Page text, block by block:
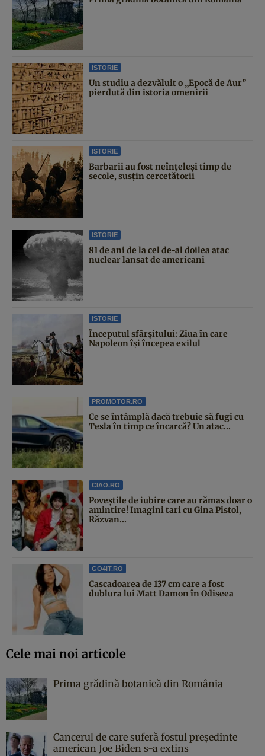
ISTORIE
Un studiu a dezvăluit o „Epocă de Aur”
pierdută din istoria omenirii
ISTORIE
Barbarii au fost neînțeleși timp de
secole, susțin cercetătorii
ISTORIE
81 de ani de la cel de-al doilea atac
nuclear lansat de americani
ISTORIE
Începutul sfârşitului: Ziua în care
Napoleon îşi începea exilul
PROMOTOR.RO
Ce se întâmplă dacă trebuie să fugi cu
Tesla în timp ce încarcă? Un atac...
CIAO.RO
Poveştile de iubire care au rămas doar o
amintire! Imagini tari cu Gina Pistol,
Răzvan...
GO4IT.RO
Cascadoarea de 137 cm care a fost
dublura lui Matt Damon în Odiseea
Cele mai noi articole
Prima grădină botanică din România
Cancerul de care suferă fostul președinte
american Joe Biden s-a extins